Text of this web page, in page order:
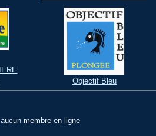
Objectif Bleu
membre en ligne